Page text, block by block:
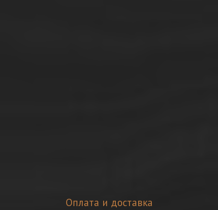
Оплата и доставка